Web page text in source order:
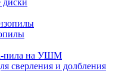
пила на УШМ